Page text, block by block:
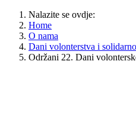
Nalazite se ovdje:
Home
O nama
Dani volonterstva i
Održani 22. Dani